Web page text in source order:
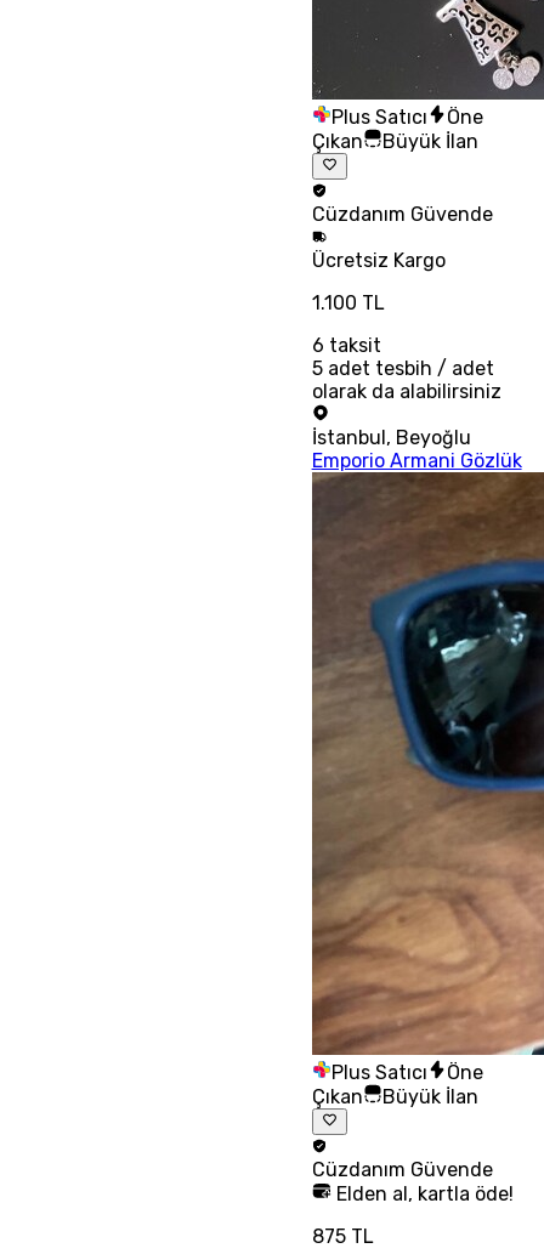
Plus Satıcı
Öne
Çıkan
Büyük İlan
Cüzdanım Güvende
Ücretsiz Kargo
1.100 TL
6 taksit
5 adet tesbih / adet
olarak da alabilirsiniz
İstanbul, Beyoğlu
Emporio Armani Gözlük
Plus Satıcı
Öne
Çıkan
Büyük İlan
Cüzdanım Güvende
Elden al, kartla öde!
875 TL